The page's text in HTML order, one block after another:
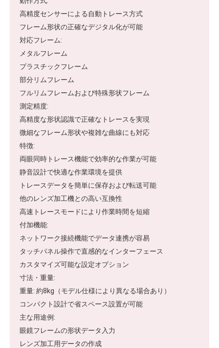
高精度センサーによる自動トレース方式
フレーム形状の正確なデジタル化が可能
対応フレーム:
メタルフレーム
プラスチックフレーム
部分リムフレーム
フルリムフレームおよび特殊形状フレーム
測定精度:
高精度な形状認識で正確なトレースを実現
微細なフレーム形状や複雑な曲線にも対応
特徴:
両眼同時トレース機能で効率的な作業が可能
静音設計で快適な作業環境を提供
トレースデータを簡単に保存および転送可能
他のレンズ加工機との高い互換性
高速トレースモードにより作業時間を短縮
付加機能:
ネットワーク接続機能でデータ連携が容易
タッチパネル操作で直感的なインターフェース
カスタマイズ可能な設定オプション
寸法・重量:
重量: 約8kg（モデル仕様により異なる場合あり）
コンパクト設計で省スペース設置が可能
主な用途例:
眼鏡フレームの形状データ入力
レンズ加工用データの作成